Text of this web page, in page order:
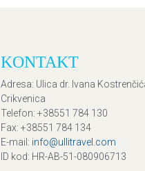
KONTAKT
Adresa: Ulica dr. Ivana
Crikvenica
Telefon: +38551 784 130
Fax: +38551 784 134
E-mail: info@ullitravel.com
ID kod: HR-AB-51-080906713